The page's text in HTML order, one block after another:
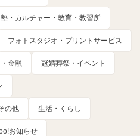
・カルチャー・教育・教習所
フォトスタジオ・プリントサービス
金融 冠婚葬祭・イベント
の他 生活・くらし
お知らせ